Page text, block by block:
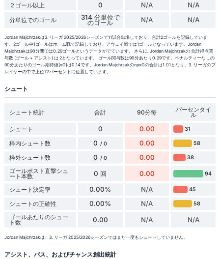
２ゴール以上 0 N/A N/A
分単位でのゴール 314 分単位で
のゴール N/A N/A
Jordan Majchrzakは3. リーガ 2025/2026シーズンで11試合出場しており、合計2ゴールを記録していま
す。2ゴール中1ゴールはホーム戦で記録しており、アウェイ戦では1ゴールとなっています。Jordan
Majchrzakは90分間では0.29ゴールというデータがでています。 さらに, Jordan Majchrzakの 合計得点関
与数 (ゴール + アシスト) は 2となっています。 ゴール関与数は90分あたり0.29です。ペナルティーなしの
90分あたりのゴール期待値(xG)は0.14です。Jordan MajchrzakのnpxGの合計は1.01となり、3. リーガのプ
レイヤーの中で上位77パーセントに位置しています。
シュート
シュート統計 合計 90分毎 パーセンタイ
ル
シュート
0 0.00 31
枠内シュート数 0 / 0 0.00 58
枠外シュート数 0 / 0 0.00 38
ゴールポスト直撃シュ
ート本数 0 回 0.00 94
シュート決定率 0.00% N/A 45
シュートの正確性 0.00% N/A 58
ゴールあたりのシュー
ト数 0.00 N/A N/A
Jordan Majchrzakは、3. リーガ 2025/2026シーズンではまだ一度もシュートしていません。
アシスト、パス、およびチャンス創出統計